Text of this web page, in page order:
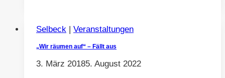
Selbeck | Veranstaltungen
„Wir räumen auf“ – Fällt aus
3. März 20185. August 2022